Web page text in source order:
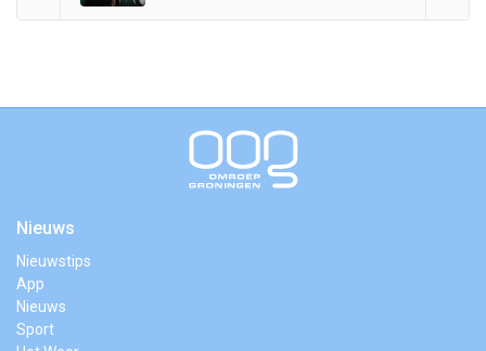
Nieuws
Nieuwstips
App
Nieuws
Sport